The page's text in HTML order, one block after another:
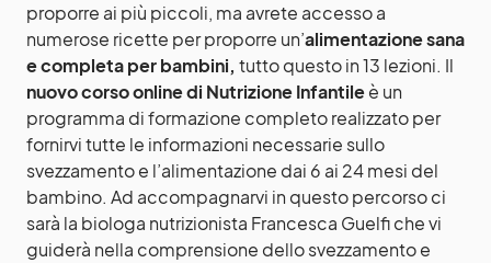
proporre ai più piccoli, ma avrete accesso a
numerose ricette per proporre un’alimentazione sana
e completa per bambini, tutto questoin 13 lezioni. Il
nuovo corso online di Nutrizione Infantileè un
programma di formazione completo realizzato per
fornirvi tutte le informazioni necessarie sullo
svezzamento e l’alimentazione dai 6 ai 24 mesi del
bambino. Ad accompagnarvi in questo percorso ci
sarà la biologa nutrizionista Francesca Guelfi che vi
guiderà nella comprensione dello svezzamento e